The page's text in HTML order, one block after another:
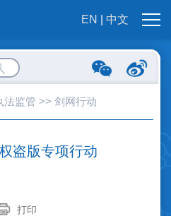
EN 中文
法监管 >> 剑网行动
盗版专项行动
打印